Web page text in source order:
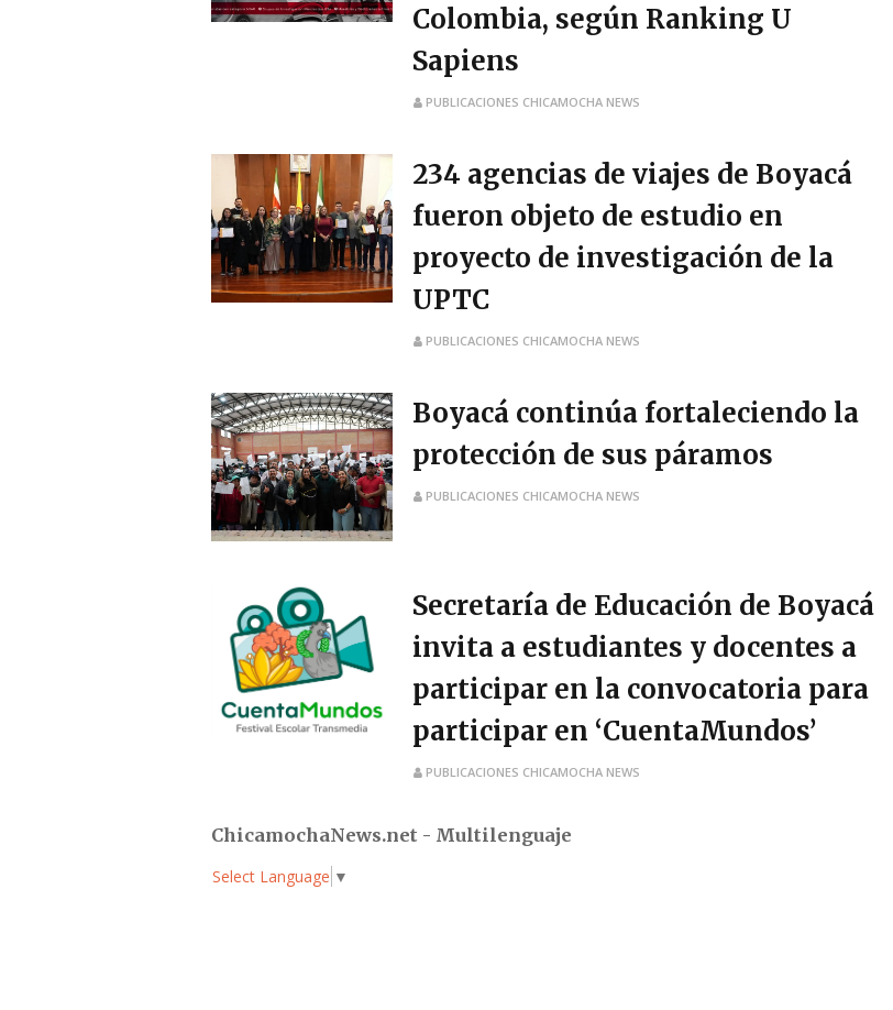
Colombia, según Ranking U
Sapiens
PUBLICACIONES CHICAMOCHA NEWS
234 agencias de viajes de Boyacá
fueron objeto de estudio en
proyecto de investigación de la
UPTC
PUBLICACIONES CHICAMOCHA NEWS
Boyacá continúa fortaleciendo la
protección de sus páramos
PUBLICACIONES CHICAMOCHA NEWS
Secretaría de Educación de Boyacá
invita a estudiantes y docentes a
participar en la convocatoria para
participar en ‘CuentaMundos’
PUBLICACIONES CHICAMOCHA NEWS
ChicamochaNews.net - Multilenguaje
Select Language ▼